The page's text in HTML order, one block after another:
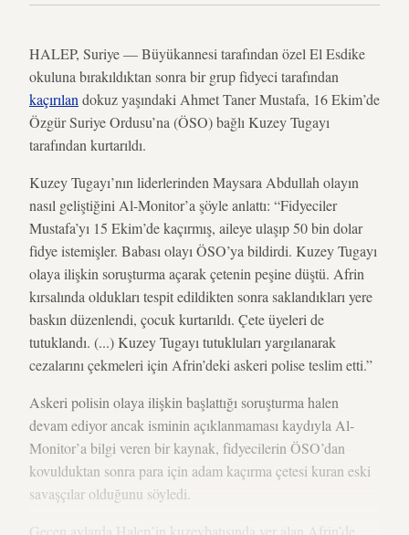
HALEP, Suriye — Büyükannesi tarafından özel El Esdike
okuluna bırakıldıktan sonra bir grup fidyeci tarafından
kaçırılan dokuz yaşındaki Ahmet Taner Mustafa, 16 Ekim’de
Özgür Suriye Ordusu’na (ÖSO) bağlı Kuzey Tugayı
tarafından kurtarıldı.
Kuzey Tugayı’nın liderlerinden Maysara Abdullah olayın
nasıl geliştiğini Al-Monitor’a şöyle anlattı: “Fidyeciler
Mustafa’yı 15 Ekim’de kaçırmış, aileye ulaşıp 50 bin dolar
fidye istemişler. Babası olayı ÖSO’ya bildirdi. Kuzey Tugayı
olaya ilişkin soruşturma açarak çetenin peşine düştü. Afrin
kırsalında oldukları tespit edildikten sonra saklandıkları yere
baskın düzenlendi, çocuk kurtarıldı. Çete üyeleri de
tutuklandı. (...) Kuzey Tugayı tutukluları yargılanarak
cezalarını çekmeleri için Afrin’deki askeri polise teslim etti.”
Askeri polisin olaya ilişkin başlattığı soruşturma halen
devam ediyor ancak isminin açıklanmaması kaydıyla Al-
Monitor’a bilgi veren bir kaynak, fidyecilerin ÖSO’dan
kovulduktan sonra para için adam kaçırma çetesi kuran eski
savaşçılar olduğunu söyledi.
Geçen aylarda Halep’in kuzeybatısında yer alan Afrin’de